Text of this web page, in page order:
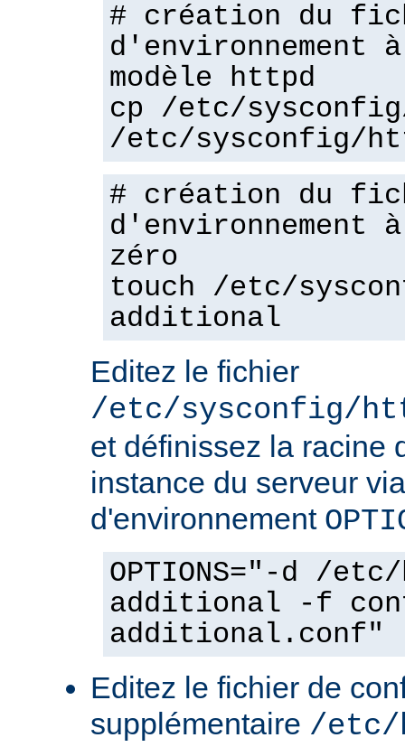
# création du
d'environnement
modèle httpd
cp /etc/
/etc/sysconfig/
# création du
d'environnement
zéro
touch /etc/
additional
Editez le fichier
/etc/sysconfig/
et définissez la racine
instance du serveur
d'environnement
OPTIONS="-d /
additional -f
additional.conf"
Editez le fichier de
supplémentaire /etc/